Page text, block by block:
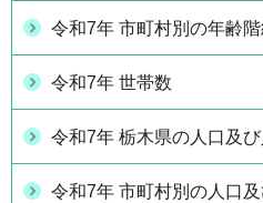
令和7年 市町村別の年齢
令和7年 世帯数
令和7年 栃木県の人口及
令和7年 市町村別の人口